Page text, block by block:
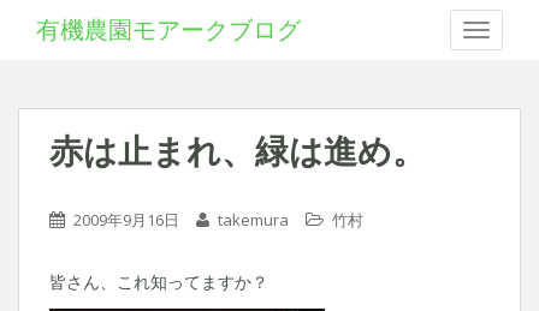
Toggle
有機農園モアークブログ
赤は止まれ、緑は進め。
2009年9月16日 takemura 竹村
皆さん、これ知ってますか？